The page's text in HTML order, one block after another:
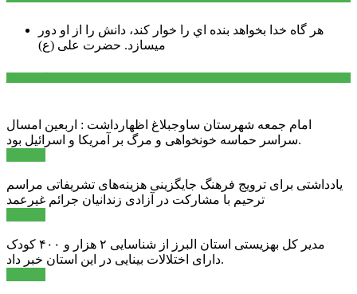
هر گاه خدا بخواهد بنده اي را خوار كند، دانش را از او دور
میسازد. حضرت علی (ع)
امام جمعه شهرستان ساوجبلاغ اظهارداشت : اربعین امسال
سراسر حماسه خونخواهی و مرگ بر آمریکا و اسرائیل بود.
یادداشتی برای ترویج فرهنگ جایگزینی هزینه‌های تشریفاتی مراسم
ترحیم با مشارکت در آزادی زندانیان جرائم غیرعمد
مدیر کل بهزیستی استان البرز از شناسایی ۲ هزار و ۴۰۰ کودک
دارای اختلالات بینایی در این استان خبر داد.